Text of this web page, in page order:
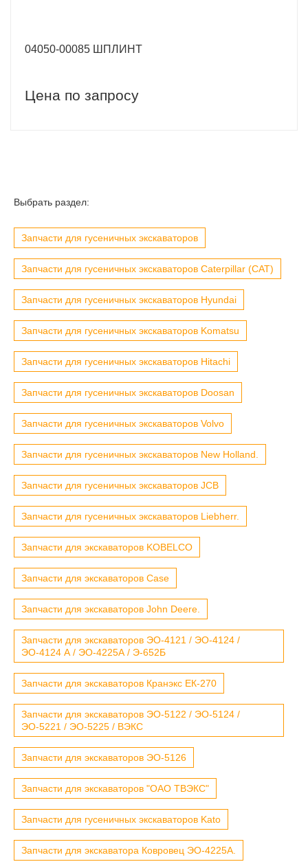
04050-00085 ШПЛИНТ
Цена по запросу
Выбрать раздел:
Запчасти для гусеничных экскаваторов
Запчасти для гусеничных экскаваторов Caterpillar (CAT)
Запчасти для гусеничных экскаваторов Hyundai
Запчасти для гусеничных экскаваторов Komatsu
Запчасти для гусеничных экскаваторов Hitachi
Запчасти для гусеничных экскаваторов Doosan
Запчасти для гусеничных экскаваторов Volvo
Запчасти для гусеничных экскаваторов New Holland.
Запчасти для гусеничных экскаваторов JCB
Запчасти для гусеничных экскаваторов Liebherr.
Запчасти для экскаваторов KOBELCO
Запчасти для экскаваторов Case
Запчасти для экскаваторов John Deere.
Запчасти для экскаваторов ЭО-4121 / ЭО-4124 /
ЭО-4124 А / ЭО-4225А / Э-652Б
Запчасти для экскаваторов Кранэкс ЕК-270
Запчасти для экскаваторов ЭО-5122 / ЭО-5124 /
ЭО-5221 / ЭО-5225 / ВЭКС
Запчасти для экскаваторов ЭО-5126
Запчасти для экскаваторов "ОАО ТВЭКС"
Запчасти для гусеничных экскаваторов Kato
Запчасти для экскаватора Ковровец ЭО-4225А.